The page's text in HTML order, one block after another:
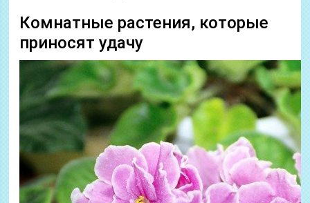
Комнатные растения, которые
приносят удачу